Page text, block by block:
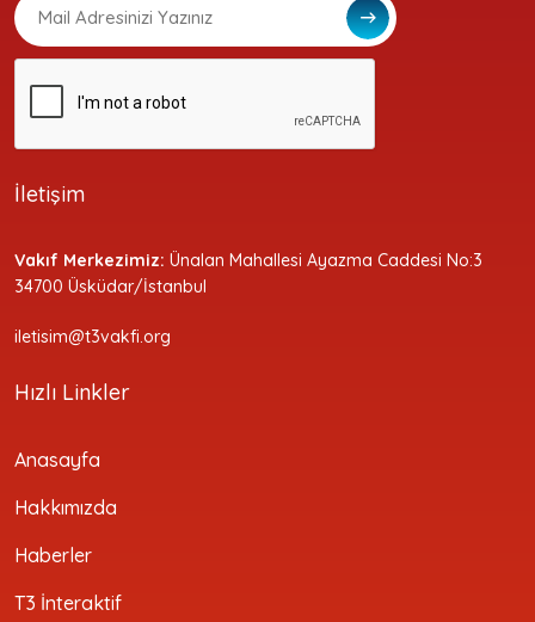
İletişim
Vakıf Merkezimiz: Ünalan Mahallesi Ayazma Caddesi No:3
34700 Üsküdar/İstanbul
iletisim@t3vakfi.org
Hızlı Linkler
Anasayfa
Hakkımızda
Haberler
T3 İnteraktif